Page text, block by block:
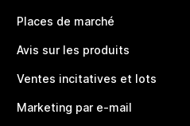
Places de marché
Avis sur les produits
Ventes incitatives et lots
Marketing par e-mail